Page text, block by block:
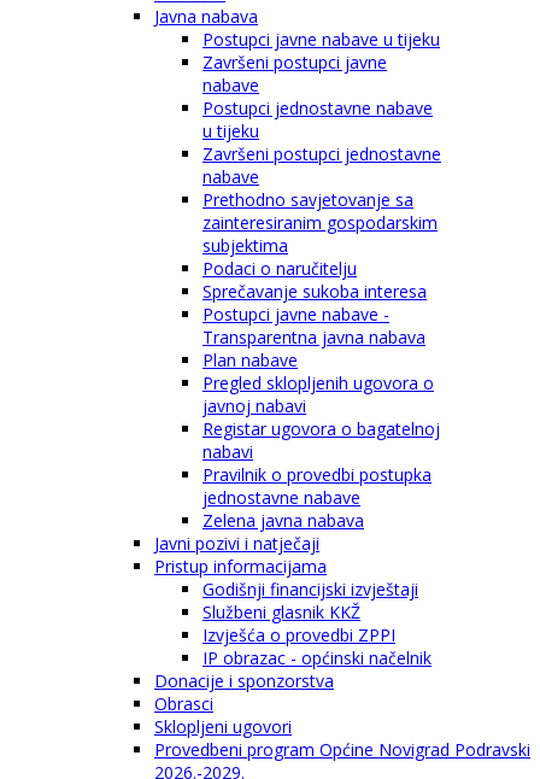
Javna nabava
Postupci javne nabave u tijeku
Završeni postupci javne
nabave
Postupci jednostavne nabave
u tijeku
Završeni postupci jednostavne
nabave
Prethodno savjetovanje sa
zainteresiranim gospodarskim
subjektima
Podaci o naručitelju
Sprečavanje sukoba interesa
Postupci javne nabave -
Transparentna javna nabava
Plan nabave
Pregled sklopljenih ugovora o
javnoj nabavi
Registar ugovora o bagatelnoj
nabavi
Pravilnik o provedbi postupka
jednostavne nabave
Zelena javna nabava
Javni pozivi i natječaji
Pristup informacijama
Godišnji financijski izvještaji
Službeni glasnik KKŽ
Izvješća o provedbi ZPPI
IP obrazac - općinski načelnik
Donacije i sponzorstva
Obrasci
Sklopljeni ugovori
Provedbeni program Općine Novigrad Podravski
2026.-2029.